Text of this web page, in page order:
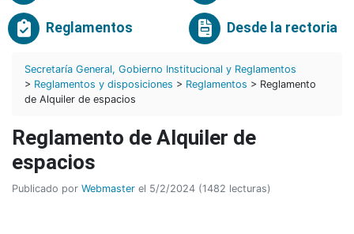
Reglamentos Desde la rectoria
Secretaría General, Gobierno Institucional y Reglamentos
> Reglamentos y disposiciones > Reglamentos > Reglamento
de Alquiler de espacios
Reglamento de Alquiler de
espacios
Publicado por Webmaster el 5/2/2024 (1482 lecturas)